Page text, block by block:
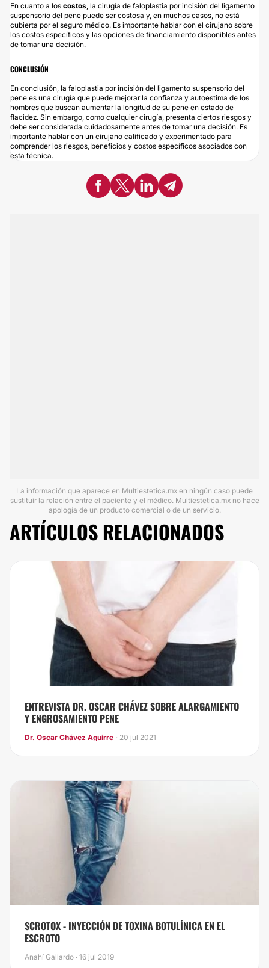
En cuanto a los costos , la cirugía de faloplastia por incisión del ligamento
suspensorio del pene puede ser costosa y, en muchos casos, no está
cubierta por el seguro médico. Es importante hablar con el cirujano sobre
los costos específicos y las opciones de financiamiento disponibles antes
de tomar una decisión.
CONCLUSIÓN
En conclusión, la faloplastia por incisión del ligamento suspensorio del
pene es una cirugía que puede mejorar la confianza y autoestima de los
hombres que buscan aumentar la longitud de su pene en estado de
flacidez. Sin embargo, como cualquier cirugía, presenta ciertos riesgos y
debe ser considerada cuidadosamente antes de tomar una decisión. Es
importante hablar con un cirujano calificado y experimentado para
comprender los riesgos, beneficios y costos específicos asociados con
esta técnica.
La información que aparece en Multiestetica.mx en ningún caso puede
sustituir la relación entre el paciente y el médico. Multiestetica.mx no hace
apología de un producto comercial o de un servicio.
ARTÍCULOS RELACIONADOS
ENTREVISTA DR. OSCAR CHÁVEZ SOBRE ALARGAMIENTO
Y ENGROSAMIENTO PENE
Dr. Oscar Chávez Aguirre · 20 jul 2021
SCROTOX - INYECCIÓN DE TOXINA BOTULÍNICA EN EL
ESCROTO
Anahí Gallardo · 16 jul 2019